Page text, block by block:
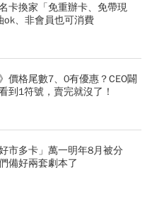
卡換家「免重辦卡、免帶現
、非會員也可消費
價格尾數7、0有優惠？CEO闢
到1符號，賣完就沒了！
市多卡」萬一明年8月被分
備好兩套劇本了